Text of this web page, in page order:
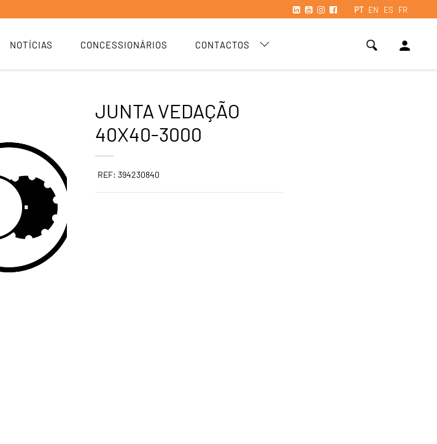
PT EN ES FR
NOTÍCIAS CONCESSIONÁRIOS CONTACTOS person
JUNTA VEDAÇÃO
40X40-3000
REF: 394230840